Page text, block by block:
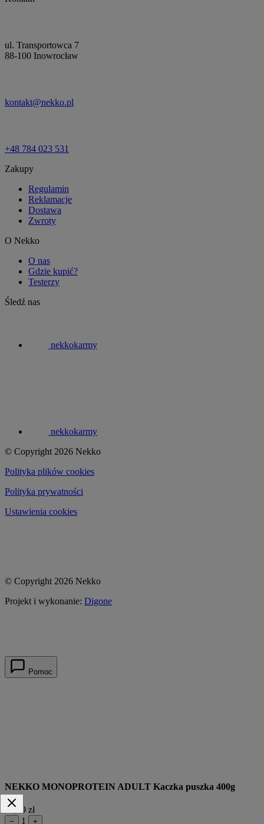
ul. Transportowca 7
88-100 Inowrocław
kontakt@nekko.pl
+48 784 023 531
Zakupy
Regulamin
Reklamacje
Dostawa
Zwroty
O Nekko
O nas
Gdzie kupić?
Testerzy
Śledź nas
nekkokarmy
nekkokarmy
© Copyright 2026 Nekko
Polityka plików cookies
Polityka prywatności
Ustawienia cookies
© Copyright 2026 Nekko
Projekt i wykonanie: Digone
Pomoc
NEKKO MONOPROTEIN ADULT Kaczka puszka 400g
13,49 zł
− 1 +